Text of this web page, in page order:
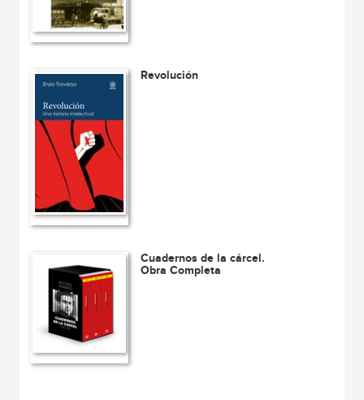
Revolución
Cuadernos de la cárcel.
Obra Completa